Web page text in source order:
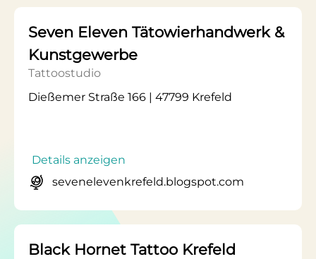
Seven Eleven Tätowierhandwerk &
Kunstgewerbe
Tattoostudio
Dießemer Straße 166 | 47799 Krefeld
Details anzeigen
sevenelevenkrefeld.blogspot.com
Black Hornet Tattoo Krefeld